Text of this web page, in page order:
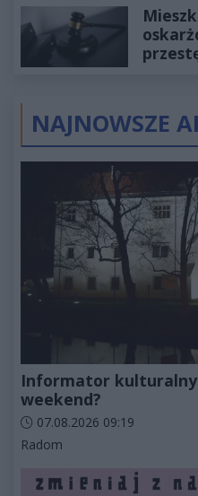
NAJNOWSZE
Informator kulturalny.
weekend?
Data dodania artykułu:
07.08.2026 09:19
Kategorie artykułu:
Radom